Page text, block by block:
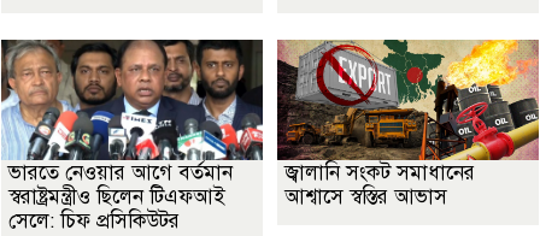
ভারতে নেওয়ার আগে বর্তমান
স্বরাষ্ট্রমন্ত্রীও ছিলেন টিএফআই
সেলে: চিফ প্রসিকিউটর
জ্বালানি সংকট সমাধানের
আশ্বাসে স্বস্তির আভাস